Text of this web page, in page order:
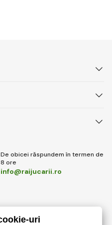
De obicei răspundem în termen de
8 ore
info@raijucarii.ro